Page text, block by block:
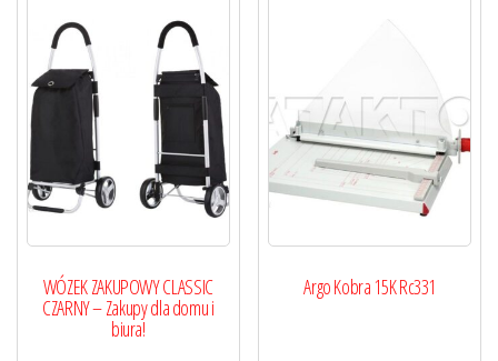
WÓZEK ZAKUPOWY CLASSIC
CZARNY – Zakupy dla domu i
biura!
Argo Kobra 15K Rc331